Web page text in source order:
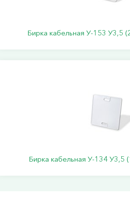
Бирка кабельная У-153 У3,5
Бирка кабельная У-134 У3,5